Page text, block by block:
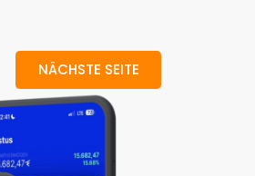
NÄCHSTE SEITE